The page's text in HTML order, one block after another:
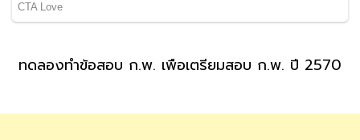
ทดลองทำข้อสอบ ก.พ. เพื่อเตรียมสอบ ก.พ. ปี 2570